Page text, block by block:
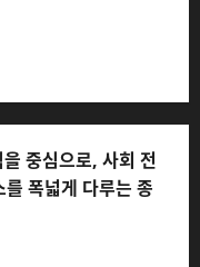
중심으로, 사회 전
폭넓게 다루는 종